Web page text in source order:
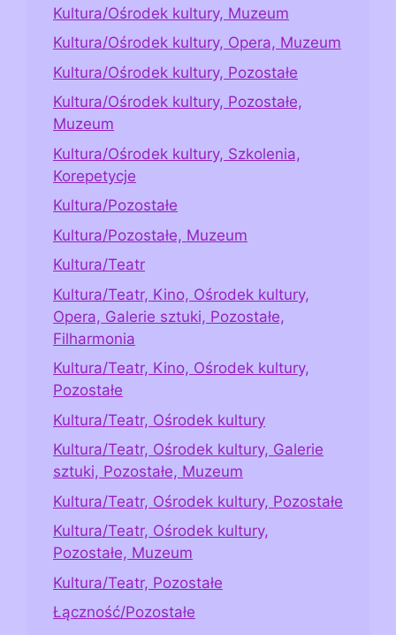
Kultura/Ośrodek kultury, Muzeum
Kultura/Ośrodek kultury, Opera, Muzeum
Kultura/Ośrodek kultury, Pozostałe
Kultura/Ośrodek kultury, Pozostałe,
Muzeum
Kultura/Ośrodek kultury, Szkolenia,
Korepetycje
Kultura/Pozostałe
Kultura/Pozostałe, Muzeum
Kultura/Teatr
Kultura/Teatr, Kino, Ośrodek kultury,
Opera, Galerie sztuki, Pozostałe,
Filharmonia
Kultura/Teatr, Kino, Ośrodek kultury,
Pozostałe
Kultura/Teatr, Ośrodek kultury
Kultura/Teatr, Ośrodek kultury, Galerie
sztuki, Pozostałe, Muzeum
Kultura/Teatr, Ośrodek kultury, Pozostałe
Kultura/Teatr, Ośrodek kultury,
Pozostałe, Muzeum
Kultura/Teatr, Pozostałe
Łączność/Pozostałe